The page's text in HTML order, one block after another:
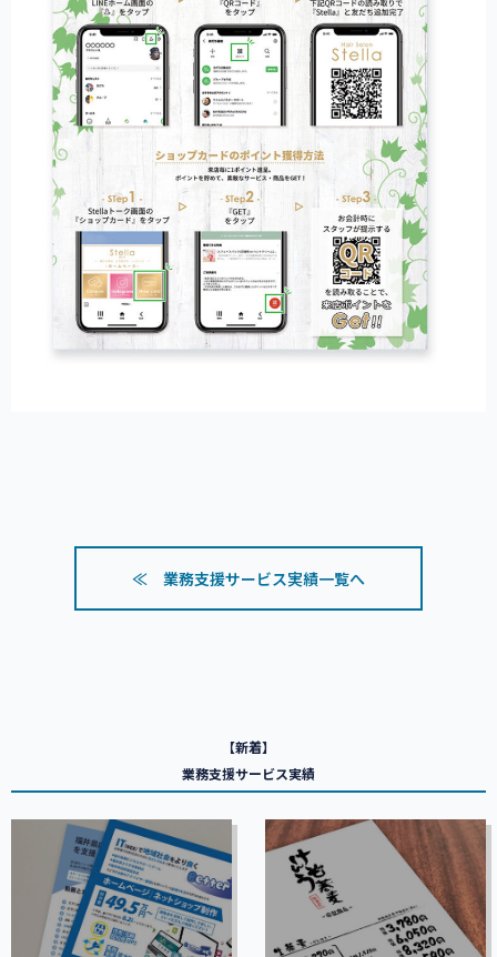
≪ 業務支援サービス実績一覧へ
【新着】
業務支援サービス実績